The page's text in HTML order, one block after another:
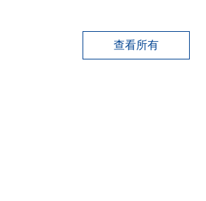
查看所有